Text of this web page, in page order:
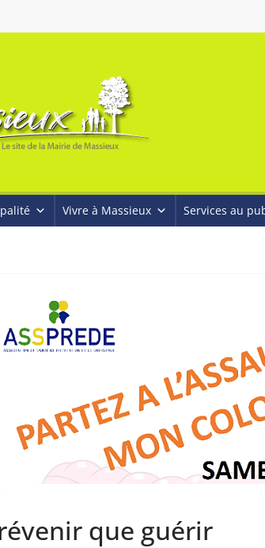
Vivre à Massieux Services au
que guérir